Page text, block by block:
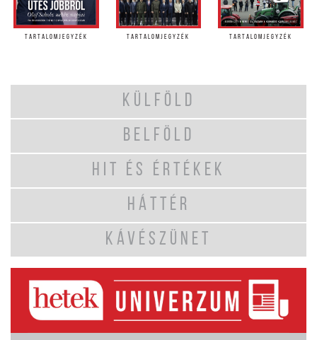
TARTALOMJEGYZÉK TARTALOMJEGYZÉK TARTALOMJEGYZÉK
KÜLFÖLD
BELFÖLD
HIT ÉS ÉRTÉKEK
HÁTTÉR
KÁVÉSZÜNET